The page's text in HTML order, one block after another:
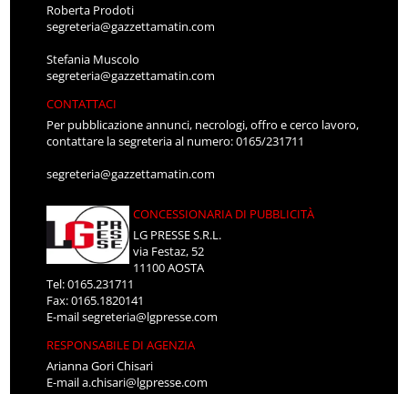
Roberta Prodoti
segreteria@gazzettamatin.com
Stefania Muscolo
segreteria@gazzettamatin.com
CONTATTACI
Per pubblicazione annunci, necrologi, offro e cerco lavoro,
contattare la segreteria al numero: 0165/231711
segreteria@gazzettamatin.com
CONCESSIONARIA DI PUBBLICITÀ
LG PRESSE S.R.L.
via Festaz, 52
11100 AOSTA
Tel: 0165.231711
Fax: 0165.1820141
E-mailsegreteria@lgpresse.com
RESPONSABILE DI AGENZIA
Arianna Gori Chisari
E-maila.chisari@lgpresse.com